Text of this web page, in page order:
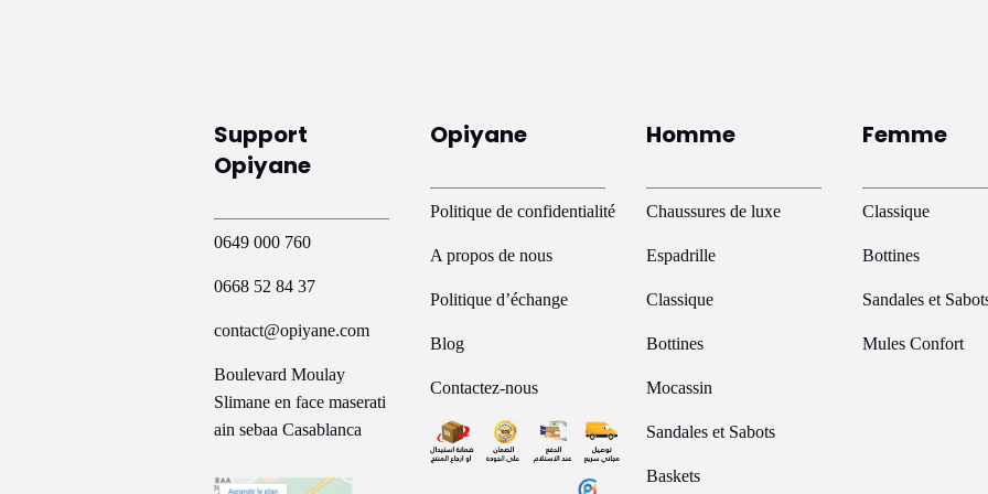
Support
Opiyane
0649 000 760
0668 52 84 37
contact@opiyane.com
Boulevard Moulay
Slimane en face maserati
ain sebaa Casablanca
Opiyane
Politique de confidentialité
A propos de nous
Politique d’échange
Blog
Contactez-nous
Homme
Chaussures de luxe
Espadrille
Classique
Bottines
Mocassin
Sandales et Sabots
Baskets
Femme
Classique
Bottines
Sandales et
Mules Confort